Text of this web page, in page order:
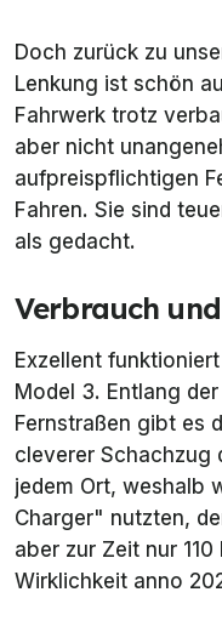
Doch zurück zu
Lenkung ist schön
Fahrwerk trotz
aber nicht
aufpreispflichtigen
Fahren. Sie sind
als gedacht.
Verbrauch
Exzellent
Model 3. Entlang
Fernstraßen gibt es
cleverer Schachzug
jedem Ort, weshalb
Charger" nutzten,
aber zur Zeit nur
Wirklichkeit anno